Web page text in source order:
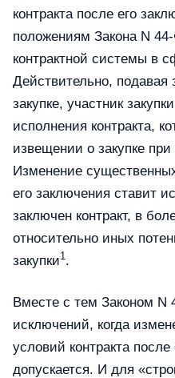
контракта после его
положениям Закона N
контрактной системы в
Действительно, подавая
закупке, участник
исполнения контракта,
извещении о закупке
Изменение
его заключения ставит
заключен контракт, в
относительно иных
закупки1.
Вместе с тем Законом N
исключений, когда
условий контракта
допускается. И для